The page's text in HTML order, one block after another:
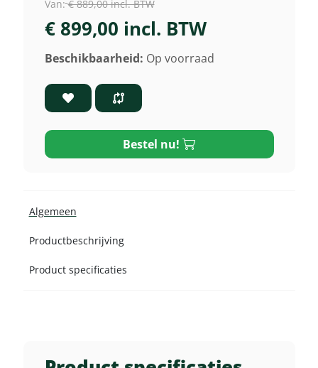
Van: € 889,00 incl. BTW
€ 899,00 incl. BTW
Beschikbaarheid: Op voorraad
Bestel nu!
Algemeen
Productbeschrijving
Product specificaties